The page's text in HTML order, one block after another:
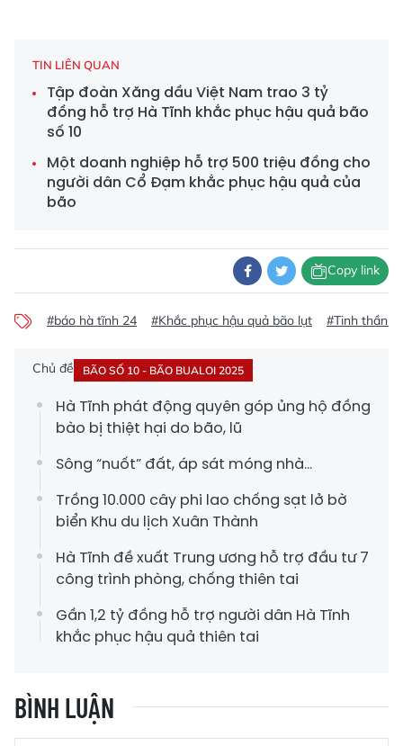
TIN LIÊN QUAN
Tập đoàn Xăng dầu Việt Nam trao 3 tỷ
đồng hỗ trợ Hà Tĩnh khắc phục hậu quả bão
số 10
Một doanh nghiệp hỗ trợ 500 triệu đồng cho
người dân Cổ Đạm khắc phục hậu quả của
bão
Copy link
#báo hà tĩnh 24 #Khắc phục hậu quả bão lụt #Tinh thần
Chủ đề BÃO SỐ 10 - BÃO BUALOI 2025
Hà Tĩnh phát động quyên góp ủng hộ đồng
bào bị thiệt hại do bão, lũ
Sông “nuốt” đất, áp sát móng nhà...
Trồng 10.000 cây phi lao chống sạt lở bờ
biển Khu du lịch Xuân Thành
Hà Tĩnh đề xuất Trung ương hỗ trợ đầu tư 7
công trình phòng, chống thiên tai
Gần 1,2 tỷ đồng hỗ trợ người dân Hà Tĩnh
khắc phục hậu quả thiên tai
BÌNH LUẬN